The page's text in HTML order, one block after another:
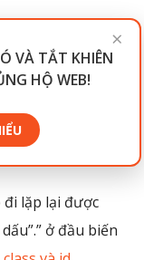
gọn và có quy
khác nhau.
lặp lại được
ở đầu biến
×
VÀ TẮT KHIÊN
HỘ WEB!